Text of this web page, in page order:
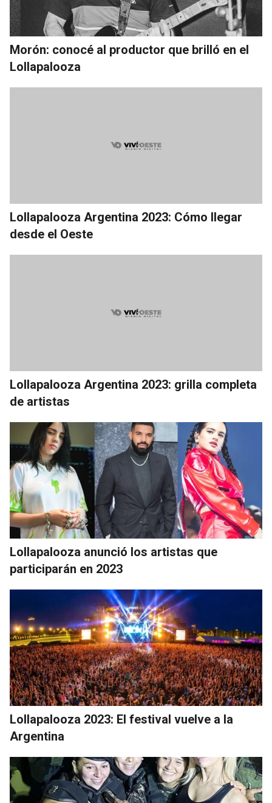
Morón: conocé al productor que brilló en el
Lollapalooza
Lollapalooza Argentina 2023: Cómo llegar
desde el Oeste
Lollapalooza Argentina 2023: grilla completa
de artistas
Lollapalooza anunció los artistas que
participarán en 2023
Lollapalooza 2023: El festival vuelve a la
Argentina